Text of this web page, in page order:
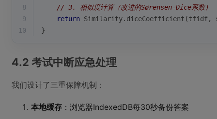
8
// 3. 相似度计算（改进的Sørensen-Dice系数）
9
return Similarity.diceCoefficient(tfidf,
10
}
4.2 考试中断应急处理
我们设计了三重保障机制：
本地缓存 ：浏览器IndexedDB每30秒备份答案